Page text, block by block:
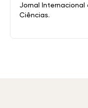
Jornal Internacional
Ciências.